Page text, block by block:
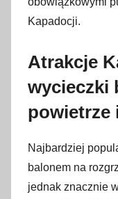
Kapadocji.
Atrakcje
wycieczki
powietrze
Najbardziej
balonem na
jednak znacznie